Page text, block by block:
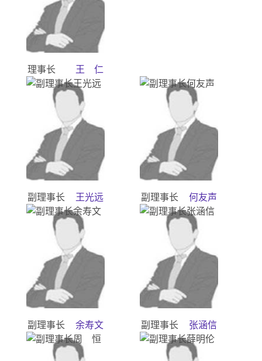
王 仁
理事长
王光远
副理事长 何友声
副理事长
余寿文
副理事长 张涵信
副理事长